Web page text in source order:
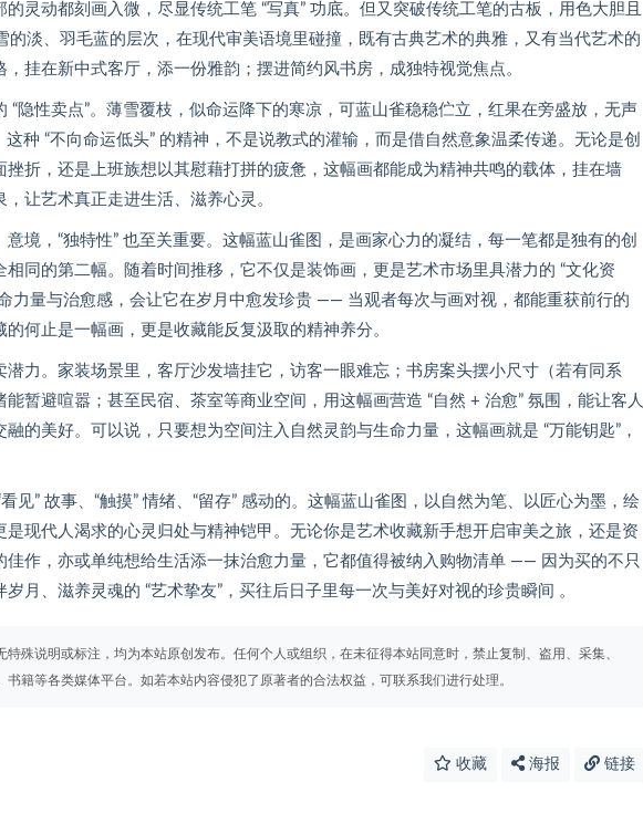
灵动都刻画入微，尽显传统工笔 “写真” 功底。但又突破传统工笔的古板，用色大胆且
淡、羽毛蓝的层次，在现代审美语境里碰撞，既有古典艺术的典雅，又有当代艺术的
挂在新中式客厅，添一份雅韵；摆进简约风书房，成独特视觉焦点。
“隐性卖点”。薄雪覆枝，似命运降下的寒凉，可蓝山雀稳稳伫立，红果在旁盛放，无声
这种 “不向命运低头” 的精神，不是说教式的灌输，而是借自然意象温柔传递。无论是创
挫折，还是上班族想以其慰藉打拼的疲惫，这幅画都能成为精神共鸣的载体，挂在墙
让艺术真正走进生活、滋养心灵。
境，“独特性” 也至关重要。这幅蓝山雀图，是画家心力的凝结，每一笔都是独有的创
同的第二幅。随着时间推移，它不仅是装饰画，更是艺术市场里具潜力的 “文化资
力量与治愈感，会让它在岁月中愈发珍贵 —— 当观者每次与画对视，都能重获前行的
何止是一幅画，更是收藏能反复汲取的精神养分。
潜力。家装场景里，客厅沙发墙挂它，访客一眼难忘；书房案头摆小尺寸（若有同系
暂避喧嚣；甚至民宿、茶室等商业空间，用这幅画营造 “自然 + 治愈” 氛围，能让客人
的美好。可以说，只要想为空间注入自然灵韵与生命力量，这幅画就是 “万能钥匙”，
见” 故事、“触摸” 情绪、“留存” 感动的。这幅蓝山雀图，以自然为笔、以匠心为墨，绘
是现代人渴求的心灵归处与精神铠甲。无论你是艺术收藏新手想开启审美之旅，还是资
佳作，亦或单纯想给生活添一抹治愈力量，它都值得被纳入购物清单 —— 因为买的不只
月、滋养灵魂的 “艺术挚友”，买往后日子里每一次与美好对视的珍贵瞬间 。
特殊说明或标注，均为本站原创发布。任何个人或组织，在未征得本站同意时，禁止复制、盗用、采集、
书籍等各类媒体平台。如若本站内容侵犯了原著者的合法权益，可联系我们进行处理。
收藏 海报 链接